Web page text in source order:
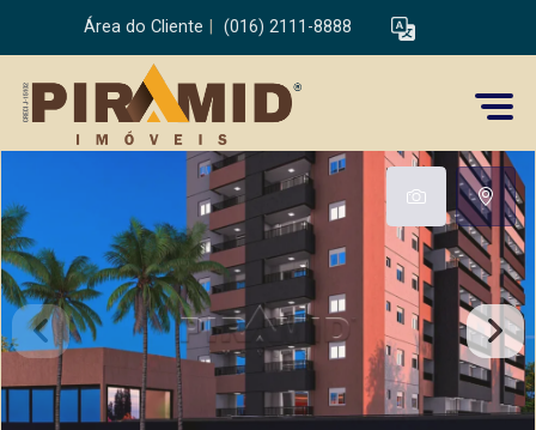
Área do Cliente (016) 2111-8888